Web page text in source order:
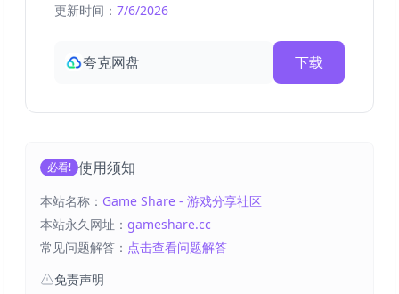
更新时间： 7/6/2026
夸克网盘 下载
必看! 使用须知
本站名称： Game Share - 游戏分享社区
本站永久网址： gameshare.cc
常见问题解答： 点击查看问题解答
免责声明